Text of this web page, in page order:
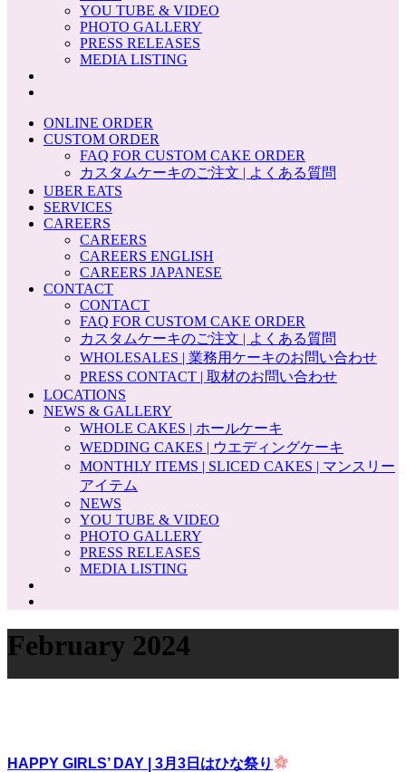
YOU TUBE & VIDEO
PHOTO GALLERY
PRESS RELEASES
MEDIA LISTING
ONLINE ORDER
CUSTOM ORDER
FAQ FOR CUSTOM CAKE ORDER
カスタムケーキのご注文 | よくある質問
UBER EATS
SERVICES
CAREERS
CAREERS
CAREERS ENGLISH
CAREERS JAPANESE
CONTACT
CONTACT
FAQ FOR CUSTOM CAKE ORDER
カスタムケーキのご注文 | よくある質問
WHOLESALES | 業務用ケーキのお問い合わせ
PRESS CONTACT | 取材のお問い合わせ
LOCATIONS
NEWS & GALLERY
WHOLE CAKES | ホールケーキ
WEDDING CAKES | ウエディングケーキ
MONTHLY ITEMS | SLICED CAKES | マンスリー
アイテム
NEWS
YOU TUBE & VIDEO
PHOTO GALLERY
PRESS RELEASES
MEDIA LISTING
February 2024
HAPPY GIRLS’ DAY | 3月3日はひな祭り